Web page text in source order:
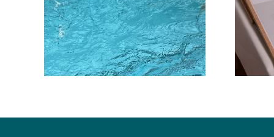
🌿 Grüne Hausnummer
2026: Auszeichnung für
energieeffiziente
Wohngebäude